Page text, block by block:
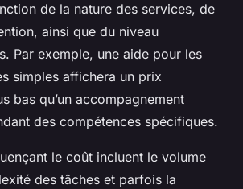
de la nature des services, de
ainsi que du niveau
Par exemple, une aide pour les
simples affichera un prix
bas qu’un accompagnement
des compétences spécifiques.
le coût incluent le volume
des tâches et parfois la